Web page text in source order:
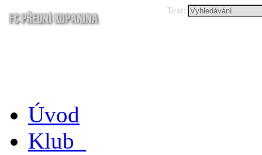
Text:
Úvod
Klub